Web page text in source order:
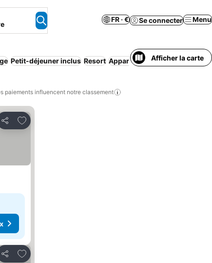
FR · € Se connecter Menu
Petit-déjeuner inclus Resort Appart'hôtel Demi-pension
Afficher la carte
paiements influencent notre classement
Partager
Ajouter à mes favoris
Partager
Ajouter à mes favoris